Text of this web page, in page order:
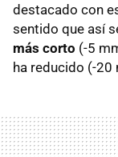
destacado con
sentido que así
más corto (-5
ha reducido (-20